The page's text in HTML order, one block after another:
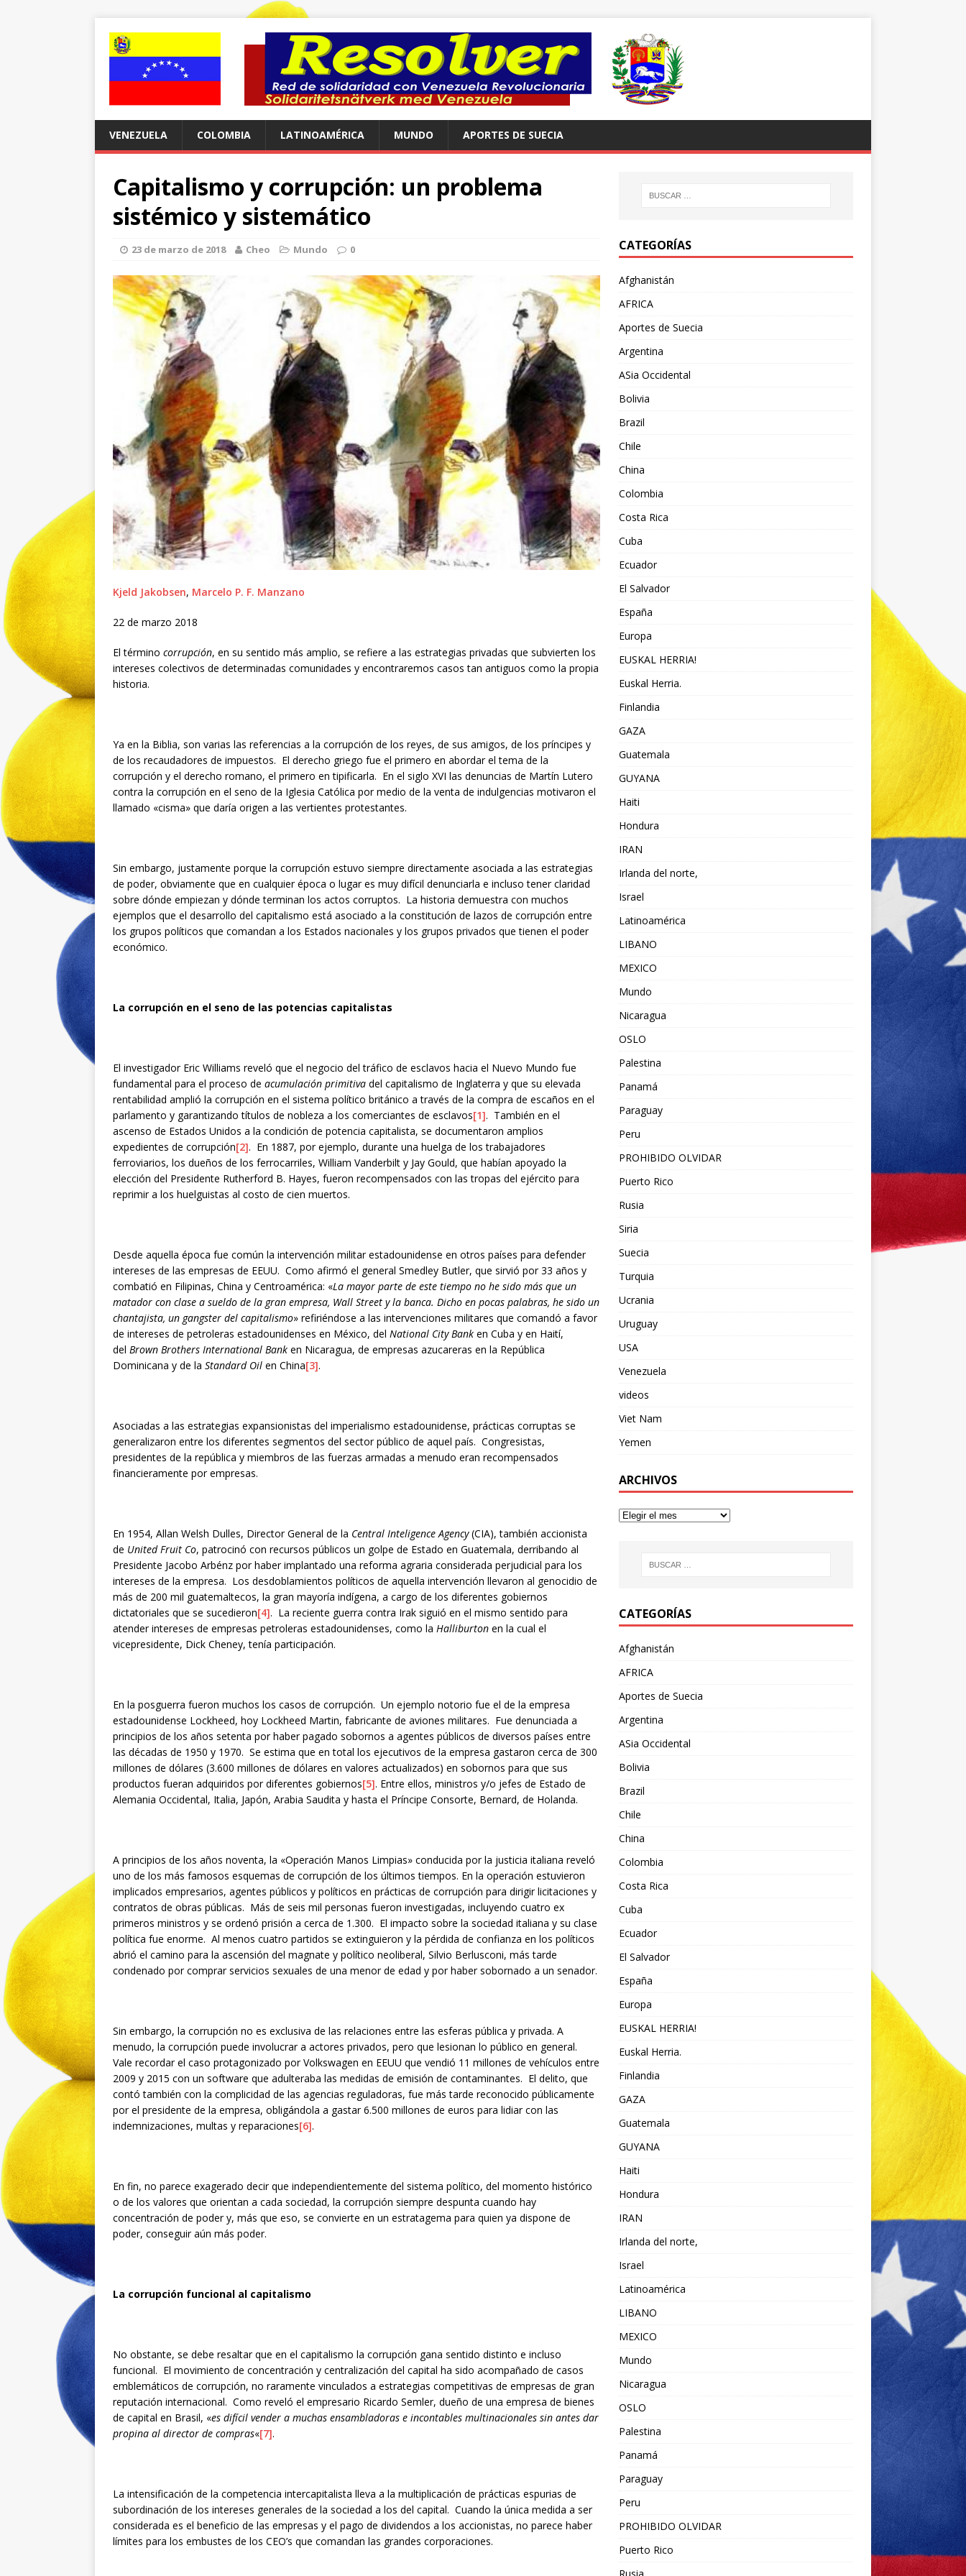
VENEZUELA COLOMBIA LATINOAMÉRICA MUNDO APORTES DE SUECIA
Capitalismo y corrupción: un problema
sistémico y sistemático
23 de marzo de 2018 Cheo Mundo 0
Kjeld Jakobsen, Marcelo P. F. Manzano
22 de marzo 2018
El término corrupción, en su sentido más amplio, se refiere a las estrategias privadas que subvierten los
intereses colectivos de determinadas comunidades y encontraremos casos tan antiguos como la propia
historia.
Ya en la Biblia, son varias las referencias a la corrupción de los reyes, de sus amigos, de los príncipes y
de los recaudadores de impuestos. El derecho griego fue el primero en abordar el tema de la
corrupción y el derecho romano, el primero en tipificarla. En el siglo XVI las denuncias de Martín Lutero
contra la corrupción en el seno de la Iglesia Católica por medio de la venta de indulgencias motivaron el
llamado «cisma» que daría origen a las vertientes protestantes.
Sin embargo, justamente porque la corrupción estuvo siempre directamente asociada a las estrategias
de poder, obviamente que en cualquier época o lugar es muy difícil denunciarla e incluso tener claridad
sobre dónde empiezan y dónde terminan los actos corruptos. La historia demuestra con muchos
ejemplos que el desarrollo del capitalismo está asociado a la constitución de lazos de corrupción entre
los grupos políticos que comandan a los Estados nacionales y los grupos privados que tienen el poder
económico.
La corrupción en el seno de las potencias capitalistas
El investigador Eric Williams reveló que el negocio del tráfico de esclavos hacia el Nuevo Mundo fue
fundamental para el proceso de acumulación primitiva del capitalismo de Inglaterra y que su elevada
rentabilidad amplió la corrupción en el sistema político británico a través de la compra de escaños en el
parlamento y garantizando títulos de nobleza a los comerciantes de esclavos[1]. También en el
ascenso de Estados Unidos a la condición de potencia capitalista, se documentaron amplios
expedientes de corrupción[2]. En 1887, por ejemplo, durante una huelga de los trabajadores
ferroviarios, los dueños de los ferrocarriles, William Vanderbilt y Jay Gould, que habían apoyado la
elección del Presidente Rutherford B. Hayes, fueron recompensados con las tropas del ejército para
reprimir a los huelguistas al costo de cien muertos.
Desde aquella época fue común la intervención militar estadounidense en otros países para defender
intereses de las empresas de EEUU. Como afirmó el general Smedley Butler, que sirvió por 33 años y
combatió en Filipinas, China y Centroamérica: «La mayor parte de este tiempo no he sido más que un
matador con clase a sueldo de la gran empresa, Wall Street y la banca. Dicho en pocas palabras, he sido un
chantajista, un gangster del capitalismo» refiriéndose a las intervenciones militares que comandó a favor
de intereses de petroleras estadounidenses en México, del National City Bank en Cuba y en Haití,
del Brown Brothers International Bank en Nicaragua, de empresas azucareras en la República
Dominicana y de la Standard Oil en China[3].
Asociadas a las estrategias expansionistas del imperialismo estadounidense, prácticas corruptas se
generalizaron entre los diferentes segmentos del sector público de aquel país. Congresistas,
presidentes de la república y miembros de las fuerzas armadas a menudo eran recompensados
financieramente por empresas.
En 1954, Allan Welsh Dulles, Director General de la Central Inteligence Agency(CIA), también accionista
de United Fruit Co, patrocinó con recursos públicos un golpe de Estado en Guatemala, derribando al
Presidente Jacobo Arbénz por haber implantado una reforma agraria considerada perjudicial para los
intereses de la empresa. Los desdoblamientos políticos de aquella intervención llevaron al genocidio de
más de 200 mil guatemaltecos, la gran mayoría indígena, a cargo de los diferentes gobiernos
dictatoriales que se sucedieron[4]. La reciente guerra contra Irak siguió en el mismo sentido para
atender intereses de empresas petroleras estadounidenses, como la Halliburton en la cual el
vicepresidente, Dick Cheney, tenía participación.
En la posguerra fueron muchos los casos de corrupción. Un ejemplo notorio fue el de la empresa
estadounidense Lockheed, hoy Lockheed Martin, fabricante de aviones militares. Fue denunciada a
principios de los años setenta por haber pagado sobornos a agentes públicos de diversos países entre
las décadas de 1950 y 1970. Se estima que en total los ejecutivos de la empresa gastaron cerca de 300
millones de dólares (3.600 millones de dólares en valores actualizados) en sobornos para que sus
productos fueran adquiridos por diferentes gobiernos[5]. Entre ellos, ministros y/o jefes de Estado de
Alemania Occidental, Italia, Japón, Arabia Saudita y hasta el Príncipe Consorte, Bernard, de Holanda.
A principios de los años noventa, la «Operación Manos Limpias» conducida por la justicia italiana reveló
uno de los más famosos esquemas de corrupción de los últimos tiempos. En la operación estuvieron
implicados empresarios, agentes públicos y políticos en prácticas de corrupción para dirigir licitaciones y
contratos de obras públicas. Más de seis mil personas fueron investigadas, incluyendo cuatro ex
primeros ministros y se ordenó prisión a cerca de 1.300. El impacto sobre la sociedad italiana y su clase
política fue enorme. Al menos cuatro partidos se extinguieron y la pérdida de confianza en los políticos
abrió el camino para la ascensión del magnate y político neoliberal, Silvio Berlusconi, más tarde
condenado por comprar servicios sexuales de una menor de edad y por haber sobornado a un senador.
Sin embargo, la corrupción no es exclusiva de las relaciones entre las esferas pública y privada. A
menudo, la corrupción puede involucrar a actores privados, pero que lesionan lo público en general.
Vale recordar el caso protagonizado por Volkswagen en EEUU que vendió 11 millones de vehículos entre
2009 y 2015 con un software que adulteraba las medidas de emisión de contaminantes. El delito, que
contó también con la complicidad de las agencias reguladoras, fue más tarde reconocido públicamente
por el presidente de la empresa, obligándola a gastar 6.500 millones de euros para lidiar con las
indemnizaciones, multas y reparaciones[6].
En fin, no parece exagerado decir que independientemente del sistema político, del momento histórico
o de los valores que orientan a cada sociedad, la corrupción siempre despunta cuando hay
concentración de poder y, más que eso, se convierte en un estratagema para quien ya dispone de
poder, conseguir aún más poder.
La corrupción funcional al capitalismo
No obstante, se debe resaltar que en el capitalismo la corrupción gana sentido distinto e incluso
funcional. El movimiento de concentración y centralización del capital ha sido acompañado de casos
emblemáticos de corrupción, no raramente vinculados a estrategias competitivas de empresas de gran
reputación internacional. Como reveló el empresario Ricardo Semler, dueño de una empresa de bienes
de capital en Brasil, «es difícil vender a muchas ensambladoras e incontables multinacionales sin antes dar
propina al director de compras«[7].
La intensificación de la competencia intercapitalista lleva a la multiplicación de prácticas espurias de
subordinación de los intereses generales de la sociedad a los del capital. Cuando la única medida a ser
considerada es el beneficio de las empresas y el pago de dividendos a los accionistas, no parece haber
límites para los embustes de los CEO’s que comandan las grandes corporaciones.
CATEGORÍAS
Afghanistán
AFRICA
Aportes de Suecia
Argentina
ASia Occidental
Bolivia
Brazil
Chile
China
Colombia
Costa Rica
Cuba
Ecuador
El Salvador
España
Europa
EUSKAL HERRIA!
Euskal Herria.
Finlandia
GAZA
Guatemala
GUYANA
Haiti
Hondura
IRAN
Irlanda del norte,
Israel
Latinoamérica
LIBANO
MEXICO
Mundo
Nicaragua
OSLO
Palestina
Panamá
Paraguay
Peru
PROHIBIDO OLVIDAR
Puerto Rico
Rusia
Siria
Suecia
Turquia
Ucrania
Uruguay
USA
Venezuela
videos
Viet Nam
Yemen
ARCHIVOS
CATEGORÍAS
Afghanistán
AFRICA
Aportes de Suecia
Argentina
ASia Occidental
Bolivia
Brazil
Chile
China
Colombia
Costa Rica
Cuba
Ecuador
El Salvador
España
Europa
EUSKAL HERRIA!
Euskal Herria.
Finlandia
GAZA
Guatemala
GUYANA
Haiti
Hondura
IRAN
Irlanda del norte,
Israel
Latinoamérica
LIBANO
MEXICO
Mundo
Nicaragua
OSLO
Palestina
Panamá
Paraguay
Peru
PROHIBIDO OLVIDAR
Puerto Rico